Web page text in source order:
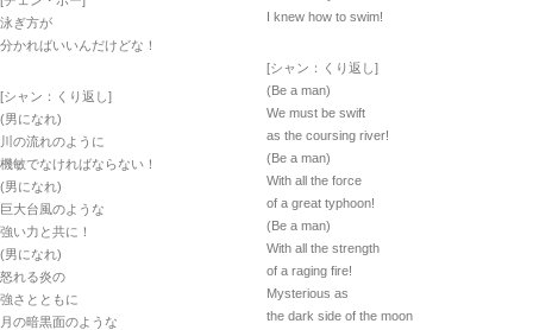
泳ぎ方が
分かればいいんだけどな！
[シャン：くり返し]
(男になれ)
川の流れのように
機敏でなければならない！
(男になれ)
巨大台風のような
強い力と共に！
(男になれ)
怒れる炎の
強さとともに
月の暗黒面のような
I knew how to swim!
[シャン：くり返し]
(Be a man)
We must be swift
as the coursing river!
(Be a man)
With all the force
of a great typhoon!
(Be a man)
With all the strength
of a raging fire!
Mysterious as
the dark side of the moon